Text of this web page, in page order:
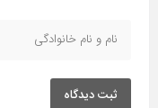
ثبت دیدگاه